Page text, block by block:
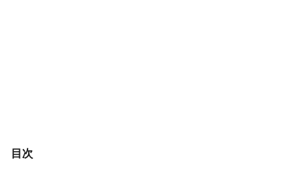
目次